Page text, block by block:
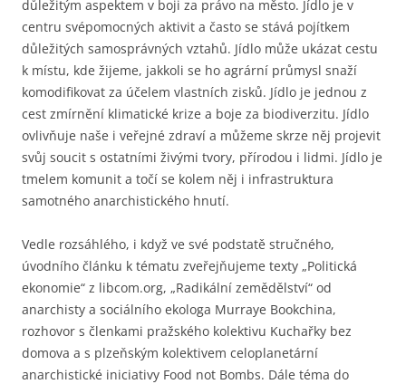
důležitým aspektem v boji za právo na město. Jídlo je v
centru svépomocných aktivit a často se stává pojítkem
důležitých samosprávných vztahů. Jídlo může ukázat cestu
k místu, kde žijeme, jakkoli se ho agrární průmysl snaží
komodifikovat za účelem vlastních zisků. Jídlo je jednou z
cest zmírnění klimatické krize a boje za biodiverzitu. Jídlo
ovlivňuje naše i veřejné zdraví a můžeme skrze něj projevit
svůj soucit s ostatními živými tvory, přírodou i lidmi. Jídlo je
tmelem komunit a točí se kolem něj i infrastruktura
samotného anarchistického hnutí.
Vedle rozsáhlého, i když ve své podstatě stručného,
úvodního článku k tématu zveřejňujeme texty „Politická
ekonomie“ z libcom.org, „Radikální zemědělství“ od
anarchisty a sociálního ekologa Murraye Bookchina,
rozhovor s členkami pražského kolektivu Kuchařky bez
domova a s plzeňským kolektivem celoplanetární
anarchistické iniciativy Food not Bombs. Dále téma do